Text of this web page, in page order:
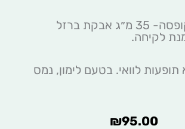
30 שקיקים בקופסה- 35 מ״ג אבקת ברזל
לקיחה.
תופעות לוואי. בטעם לימון, נמס
₪95.00